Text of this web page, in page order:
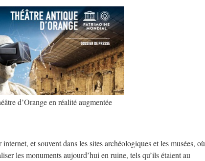
d’Orange en réalité augmentée
et souvent dans les sites archéologiques et les musées, où
les monuments aujourd’hui en ruine, tels qu’ils étaient au